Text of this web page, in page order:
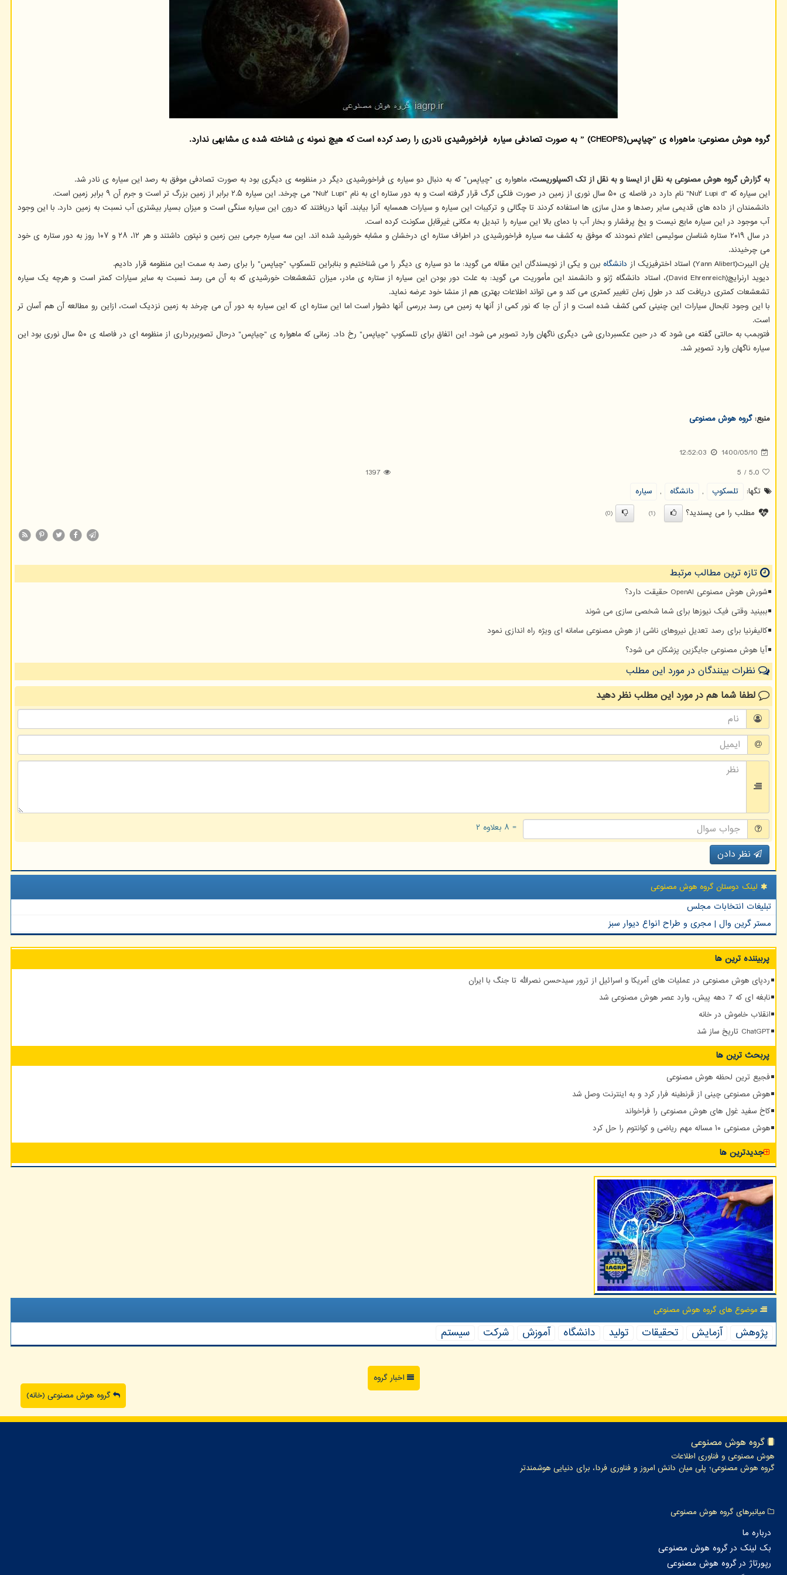
گروه هوش مصنوعی: ماهوراه ی ˮچیاپسˮ (CHEOPS) به صورت تصادفی سیاره فراخورشیدی نادری را رصد کرده است که هیچ نمونه ی شناخته شده ی مشابهی ندارد.
به گزارش گروه هوش مصنوعی به نقل از ایسنا و به نقل از تک اکسپلوریست، ماهواره ی "چیاپس" که به دنبال دو سیاره ی فراخورشیدی دیگر در منظومه ی دیگری بود به صورت تصادفی موفق به رصد این سیاره ی نادر شد.
این سیاره که "Nu۲ Lupi d" نام دارد در فاصله ی ۵۰ سال نوری از زمین در صورت فلکی گرگ قرار گرفته است و به دور ستاره ای به نام "Nu۲ Lupi" می چرخد. این سیاره ۲.۵ برابر از زمین بزرگ تر است و جرم آن ۹ برابر زمین است.
دانشمندان از داده های قدیمی سایر رصدها و مدل سازی ها استفاده کردند تا چگالی و ترکیبات این سیاره و سیارات همسایه آنرا بیابند. آنها دریافتند که درون این سیاره سنگی است و میزان بسیار بیشتری آب نسبت به زمین دارد. با این وجود
آب موجود در این سیاره مایع نیست و یخ پرفشار و بخار آب با دمای بالا این سیاره را تبدیل به مکانی غیرقابل سکونت کرده است.
در سال ۲۰۱۹ ستاره شناسان سوئیسی اعلام نمودند که موفق به کشف سه سیاره فراخورشیدی در اطراف ستاره ای درخشان و مشابه خورشید شده اند. این سه سیاره جرمی بین زمین و نپتون داشتند و هر ۱۲، ۲۸ و ۱۰۷ روز به دور ستاره ی خود
می چرخیدند.
یان الیبرت(Yann Alibert) استاد اخترفیزیک از
دانشگاه برن و یکی از نویسندگان این مقاله می گوید: ما دو سیاره ی دیگر را می شناختیم و بنابراین تلسکوپ "چیاپس" را برای رصد به سمت این منظومه قرار دادیم.
دیوید ارنرایچ(David Ehrenreich)، استاد دانشگاه ژنو و دانشمند این مأموریت می گوید: به علت دور بودن این سیاره از ستاره ی مادر، میزان تشعشعات خورشیدی که به آن می رسد نسبت به سایر سیارات کمتر است و هرچه یک سیاره
تشعشعات کمتری دریافت کند در طول زمان تغییر کمتری می کند و می تواند اطلاعات بهتری هم از منشا خود عرضه نماید.
با این وجود تابحال سیارات این چنینی کمی کشف شده است و از آن جا که نور کمی از آنها به زمین می رسد بررسی آنها دشوار است اما این ستاره ای که این سیاره به دور آن می چرخد به زمین نزدیک است، ازاین رو مطالعه آن هم آسان تر
است.
فتوبمب به حالتی گفته می شود که در حین عکسبرداری شی دیگری ناگهان وارد تصویر می شود. این اتفاق برای تلسکوپ "چیاپس" رخ داد. زمانی که ماهواره ی "چیاپس" درحال تصویربرداری از منظومه ای در فاصله ی ۵۰ سال نوری بود این
سیاره ناگهان وارد تصویر شد.
منبع:گروه هوش مصنوعی
1400/05/10
12:52:03
5.0
/
5
1397
تگها:
تلسكوپ , دانشگاه ,
سیاره
مطلب را می پسندید؟
(1)
(0)
تازه ترین مطالب مرتبط
شورش هوش مصنوعی OpenAI حقیقت دارد؟
ببینید وقتی فیک نیوزها برای شما شخصی سازی می شوند
کالیفرنیا برای رصد تعدیل نیروهای ناشی از هوش مصنوعی سامانه ای ویژه راه اندازی نمود
آیا هوش مصنوعی جایگزین پزشکان می شود؟
نظرات بینندگان در مورد این مطلب
لطفا شما همدر مورد این مطلبنظر دهید
= ۸ بعلاوه ۲
نظر دادن
لینک دوستان گروه هوش مصنوعی
تبلیغات انتخابات مجلس
مستر گرین وال | مجری و طراح انواع دیوار سبز
پربیننده ترین ها
ردپای هوش مصنوعی در عملیات های آمریکا و اسرائیل از ترور سیدحسن نصرالله تا جنگ با ایران
نابغه ای که 7 دهه پیش، وارد عصر هوش مصنوعی شد
انقلاب خاموش در خانه
ChatGPT تاریخ ساز شد
پربحث ترین ها
فجیع ترین لحظه هوش مصنوعی
هوش مصنوعی چینی از قرنطینه فرار کرد و به اینترنت وصل شد
کاخ سفید غول های هوش مصنوعی را فراخواند
هوش مصنوعی ۱۰ مساله مهم ریاضی و کوانتوم را حل کرد
جدیدترین ها
موضوع های گروه هوش مصنوعی
پژوهش آزمایش تحقیقات تولید دانشگاه آموزش شركت سیستم
اخبار گروه
گروه هوش مصنوعی (خانه)
گروه هوش مصنوعی
هوش مصنوعی و فناوری اطلاعات
گروه هوش مصنوعی؛ پلی میان دانش امروز و فناوری فردا، برای دنیایی هوشمندتر
میانبرهای گروه هوش مصنوعی
درباره ما
بک لینک در گروه هوش مصنوعی
رپورتاژ در گروه هوش مصنوعی